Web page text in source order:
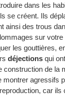
dans les
se créent. Ils
ainsi des trous
sur votre
les gouttières,
déjections qui
construction de la
montrer agressifs
car ils